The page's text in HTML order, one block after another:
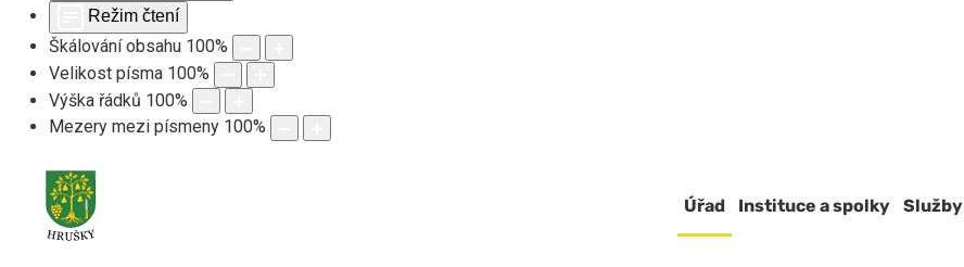
Režim čtení
Škálování obsahu 100%
Velikost písma 100%
Výška řádků 100%
Mezery mezi písmeny 100%
Úřad Instituce a spolky Služby